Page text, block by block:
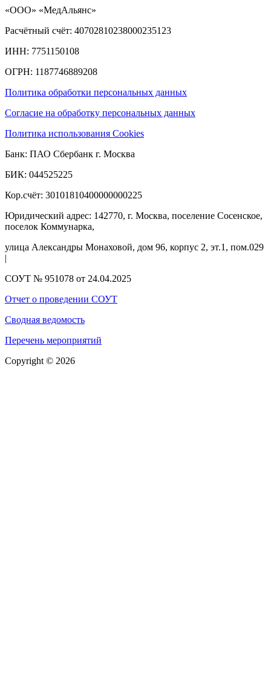
«ООО» «МедАльянс»
Расчётный счёт: 40702810238000235123
ИНН: 7751150108
ОГРН: 1187746889208​
Политика обработки персональных данных
Согласие на обработку персональных данных
Политика использования Cookies
Банк: ПАО Сбербанк г. Москва
БИК: 044525225
Кор.счёт: 30101810400000000225
Юридический адрес: 142770, г. Москва, поселение Сосенское,
поселок Коммунарка,
улица Александры Монаховой, дом 96, корпус 2, эт.1, пом.029
СОУТ № 951078 от 24.04.2025
Отчет о проведении СОУТ
Сводная ведомость
Перечень мероприятий
Copyright © 2026